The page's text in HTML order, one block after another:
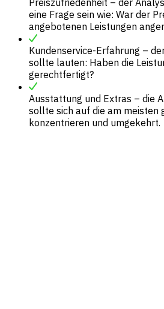
Preiszufriedenheit – der
eine Frage sein wie: War der
angebotenen Leistungen
Kundenservice-Erfahrung –
sollte lauten: Haben die
gerechtfertigt?
Ausstattung und Extras – die
sollte sich auf die am meisten
konzentrieren und umgekehrt.